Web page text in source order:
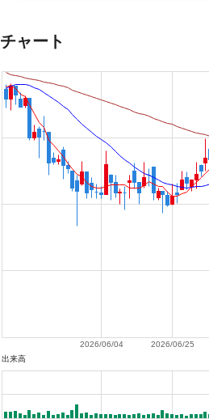
チャート
2026/06/25
2026/06/04
出来高